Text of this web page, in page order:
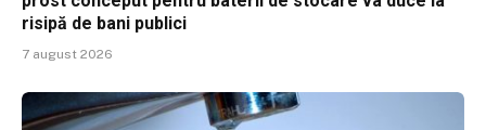
risipă de bani publici
7 august 2026